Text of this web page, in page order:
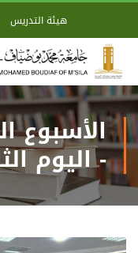
هيئة التدريس
الأسبوع
- اليوم